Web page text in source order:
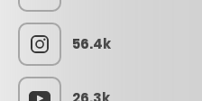
56.4k